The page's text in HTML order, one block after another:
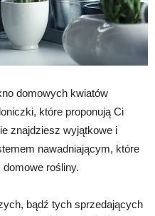
domowych kwiatów
które proponują Ci
znajdziesz wyjątkowe i
nawadniającym, które
rośliny.
bądź tych sprzedających